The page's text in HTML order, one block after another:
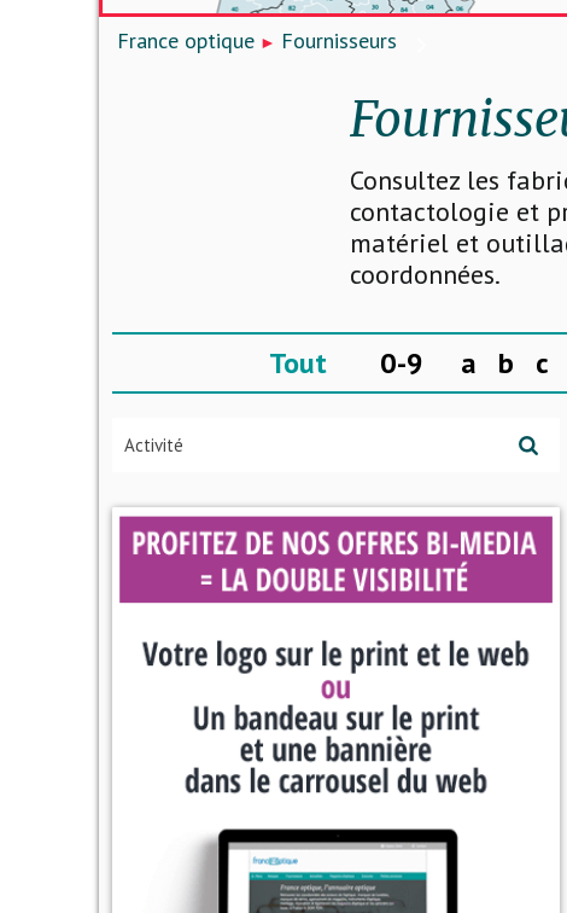
France optique Fournisseurs
Consultez les
contactologie et
matériel et
coordonnées.
Tout 0-9 a b c